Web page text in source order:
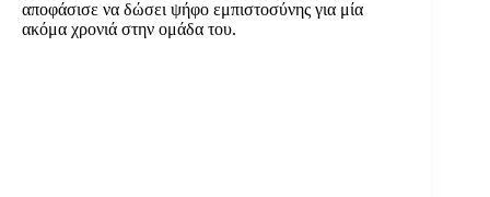
αποφάσισε να δώσει ψήφο εμπιστοσύνης για μία
ακόμα χρονιά στην ομάδα του.